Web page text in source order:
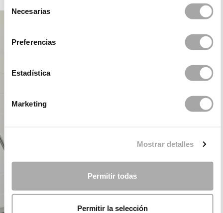
de Necesarias
Preferencias
Estadística
Marketing
Mostrar detalles
Permitir todas
Permitir la selección